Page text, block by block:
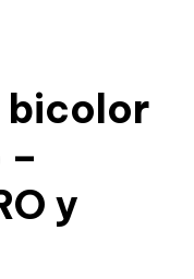
bicolor
y